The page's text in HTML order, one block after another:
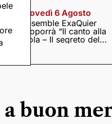
Giovedì 6 Agosto
Ensemble ExaQuier
proporrà “Il canto alla
viola – Il segreto del
buon